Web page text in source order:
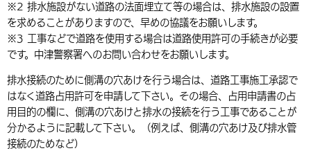
※2 排水施設がない道路の法面埋立て等の場合は、排水施設の設置
を求めることがありますので、早めの協議をお願いします。
※3 工事などで道路を使用する場合は道路使用許可の手続きが必要
です。中津警察署へのお問い合わせをお願いします。
排水接続のために側溝の穴あけを行う場合は、道路工事施工承認で
はなく道路占用許可を申請して下さい。その場合、占用申請書の占
用目的の欄に、側溝の穴あけと排水の接続を行う工事であることが
分かるように記載して下さい。（例えば、側溝の穴あけ及び排水管
接続のためなど）